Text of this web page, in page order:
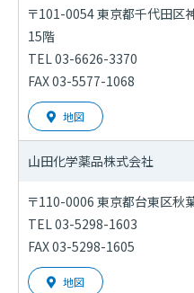
〒101-0054 東京都千代田区
15階
TEL 03-6626-3370
FAX 03-5577-1068
地図
山田化学薬品株式会社
〒110-0006 東京都台東区秋
TEL 03-5298-1603
FAX 03-5298-1605
地図